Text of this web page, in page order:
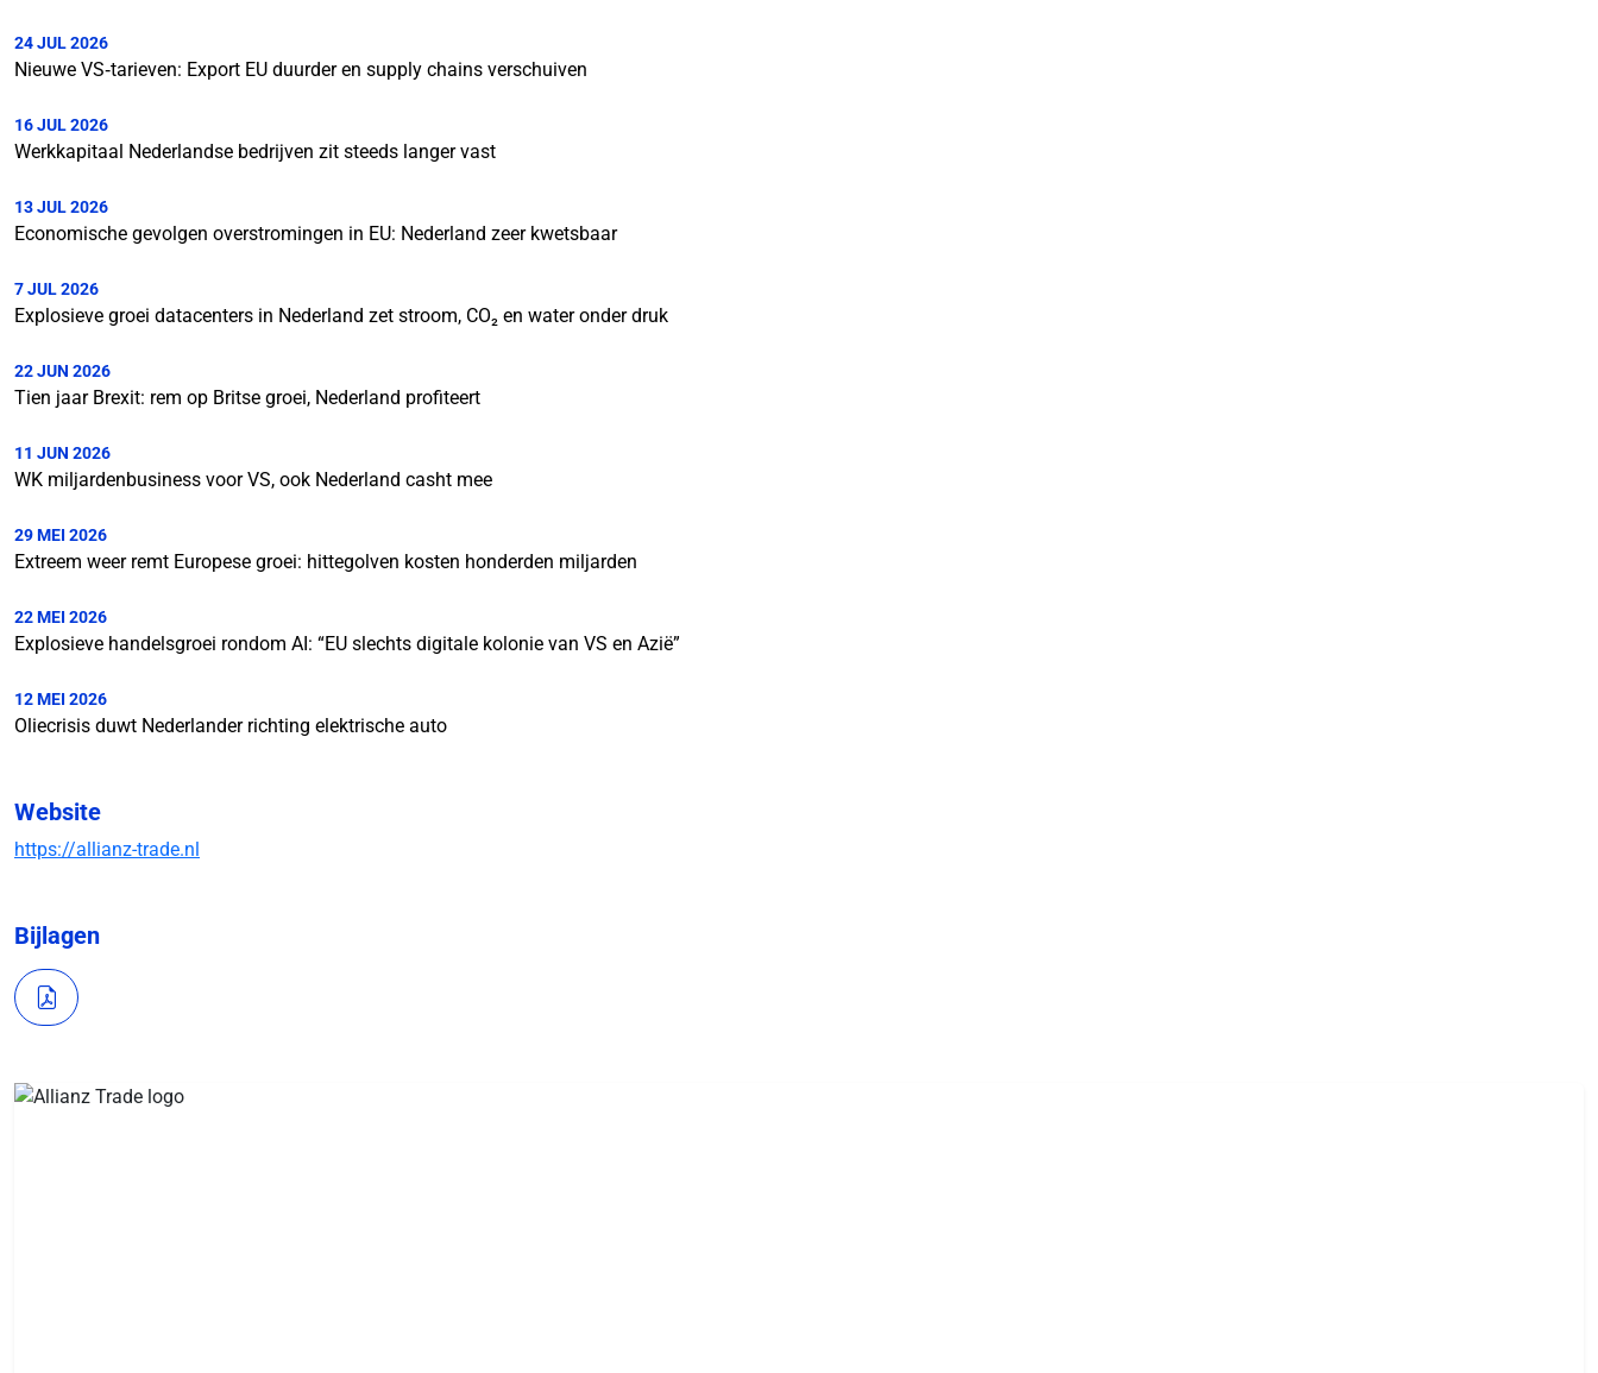
24 JUL 2026
Nieuwe VS‑tarieven: Export EU duurder en supply chains verschuiven
16 JUL 2026
Werkkapitaal Nederlandse bedrijven zit steeds langer vast
13 JUL 2026
Economische gevolgen overstromingen in EU: Nederland zeer kwetsbaar
7 JUL 2026
Explosieve groei datacenters in Nederland zet stroom, CO₂ en water onder druk
22 JUN 2026
Tien jaar Brexit: rem op Britse groei, Nederland profiteert
11 JUN 2026
WK miljardenbusiness voor VS, ook Nederland casht mee
29 MEI 2026
Extreem weer remt Europese groei: hittegolven kosten honderden miljarden
22 MEI 2026
Explosieve handelsgroei rondom AI: “EU slechts digitale kolonie van VS en Azië”
12 MEI 2026
Oliecrisis duwt Nederlander richting elektrische auto
Website
https://allianz-trade.nl
Bijlagen